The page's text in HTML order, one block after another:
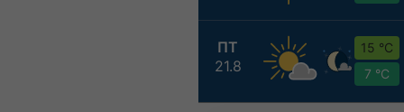
ПТ
21.8
15 °C
7 °C